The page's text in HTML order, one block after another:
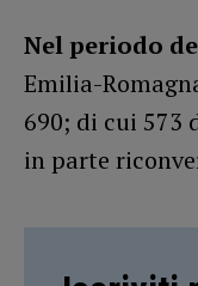
Nel periodo
Emilia-
690; di cui 573
in parte